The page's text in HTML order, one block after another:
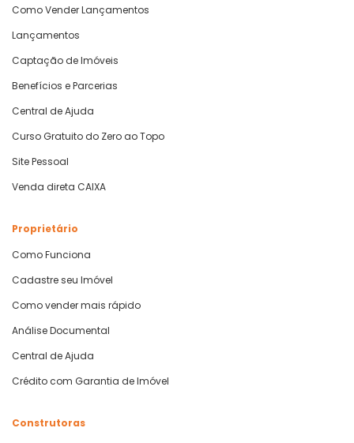
Como Vender Lançamentos
Lançamentos
Captação de Imóveis
Benefícios e Parcerias
Central de Ajuda
Curso Gratuito do Zero ao Topo
Site Pessoal
Venda direta CAIXA
Proprietário
Como Funciona
Cadastre seu Imóvel
Como vender mais rápido
Análise Documental
Central de Ajuda
Crédito com Garantia de Imóvel
Construtoras